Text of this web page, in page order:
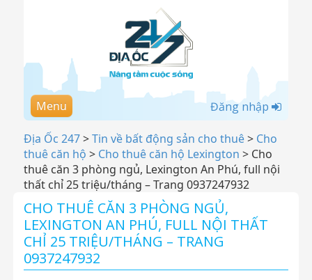
Menu Đăng nhập
Địa Ốc 247>Tin về bất động sản cho thuê> Cho
thuê căn hộ > Cho thuê căn hộ Lexington > Cho
thuê căn 3 phòng ngủ, Lexington An Phú, full nội
thất chỉ 25 triệu/tháng – Trang 0937247932
CHO THUÊ CĂN 3 PHÒNG NGỦ,
LEXINGTON AN PHÚ, FULL NỘI THẤT
CHỈ 25 TRIỆU/THÁNG – TRANG
0937247932